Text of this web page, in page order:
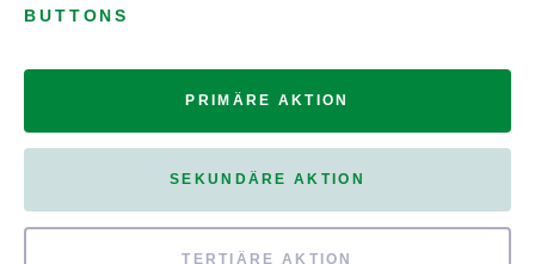
BUTTONS
PRIMÄRE AKTION
SEKUNDÄRE AKTION
TERTIÄRE AKTION